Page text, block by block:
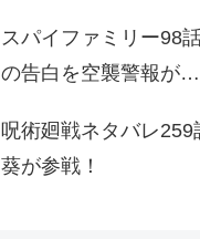
スパイファミリー98
の告白を空襲警報が…
呪術廻戦ネタバレ
葵が参戦！